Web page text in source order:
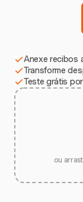
Anexe recibos
Transforme
Teste grátis
ou